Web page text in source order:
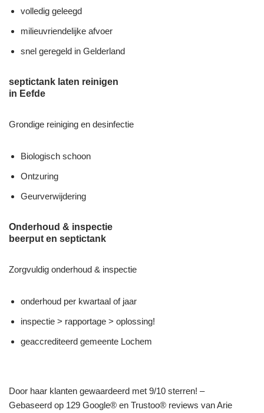
volledig geleegd
milieuvriendelijke afvoer
snel geregeld in Gelderland
septictank laten reinigen
in Eefde
Grondige reiniging en desinfectie
Biologisch schoon
Ontzuring
Geurverwijdering
Onderhoud & inspectie
beerput en septictank
Zorgvuldig onderhoud & inspectie
onderhoud per kwartaal of jaar
inspectie > rapportage > oplossing!
geaccrediteerd gemeente Lochem
Door haar klanten gewaardeerd met 9/10 sterren! –
Gebaseerd op 129 Google® en Trustoo® reviews van Arie